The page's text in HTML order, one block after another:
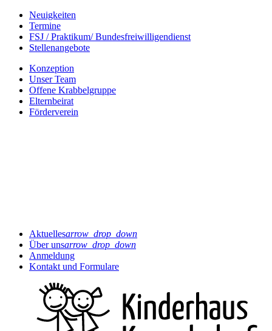
Neuigkeiten
Termine
FSJ / Praktikum/ Bundesfreiwilligendienst
Stellenangebote
Konzeption
Unser Team
Offene Krabbelgruppe
Elternbeirat
Förderverein
Aktuellesarrow_drop_down
Über unsarrow_drop_down
Anmeldung
Kontakt und Formulare